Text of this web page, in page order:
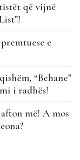
që vijnë
e
“Behane”
i radhës!
më! A mos